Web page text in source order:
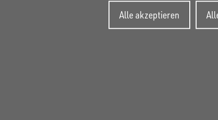
Alle akzeptieren